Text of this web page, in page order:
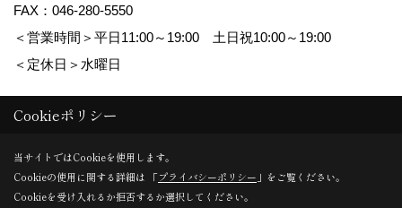
FAX：046-280-5550
＜営業時間＞平日11:00～19:00 土日祝10:00～19:00
＜定休日＞水曜日
Reserved.
Produced byゴデスクリエイト
Cookieポリシー
当サイトではCookieを使用します。
Cookieの使用に関する詳細は 「プライバシーポリシー 」をご覧ください。
Cookieを受け入れるか拒否するか選択してください。